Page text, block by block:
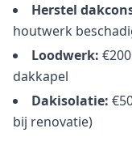
Herstel
houtwerk
Loodwerk:
dakkapel
Dakisolatie:
bij renovatie)